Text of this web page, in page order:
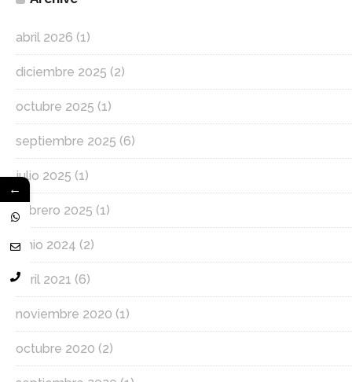
abril 2026 (1)
diciembre 2025 (2)
octubre 2025 (1)
septiembre 2025 (6)
julio 2025 (1)
febrero 2025 (1)
junio 2024 (2)
abril 2021 (6)
noviembre 2020 (1)
octubre 2020 (2)
←